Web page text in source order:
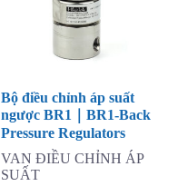
Bộ điều chỉnh áp suất
ngược BR1｜BR1-Back
Pressure Regulators
VAN ĐIỀU CHỈNH ÁP
SUẤT